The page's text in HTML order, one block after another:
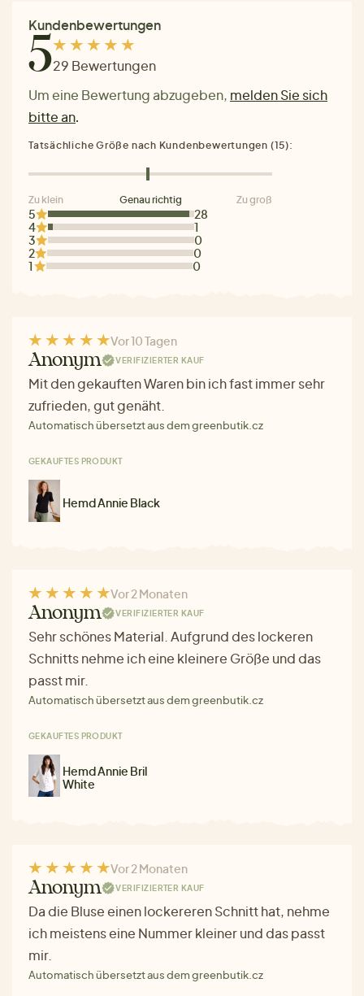
Kundenbewertungen
529 Bewertungen
Um eine Bewertung abzugeben, melden Sie sich
bitte an.
5
28
4
1
3
0
2
0
1
0
Tatsächliche Größe nach Kundenbewertungen (15):
Zu klein Genau richtig Zu groß
Vor 10 Tagen
Anonym VERIFIZIERTER KAUF
Mit den gekauften Waren bin ich fast immer sehr
zufrieden, gut genäht.
Automatisch übersetzt aus dem greenbutik.cz
GEKAUFTES PRODUKT
Hemd Annie Black
Vor 2 Monaten
Anonym VERIFIZIERTER KAUF
Sehr schönes Material. Aufgrund des lockeren
Schnitts nehme ich eine kleinere Größe und das
passt mir.
Automatisch übersetzt aus dem greenbutik.cz
GEKAUFTES PRODUKT
Hemd Annie Bril
White
Vor 2 Monaten
Anonym VERIFIZIERTER KAUF
Da die Bluse einen lockereren Schnitt hat, nehme
ich meistens eine Nummer kleiner und das passt
mir.
Automatisch übersetzt aus dem greenbutik.cz